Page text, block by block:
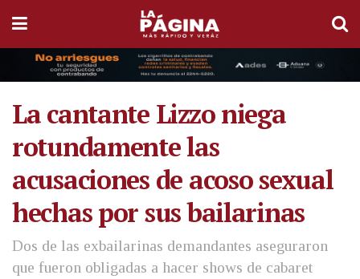
La cantante Lizzo niega
rotundamente las
acusaciones de acoso sexual
hechas por sus bailarinas
Dos de las exbailarinas demandantes aseguraron
que fueron obligadas a hacer shows de cabaret